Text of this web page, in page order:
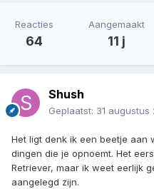
Reacties
64
Aangemaakt
11 j
Shush
Geplaatst: 31 augustus
Het ligt denk ik een beetje aan
dingen die je opnoemt. Het
Retriever, maar ik weet eerlijk
aangelegd zijn.